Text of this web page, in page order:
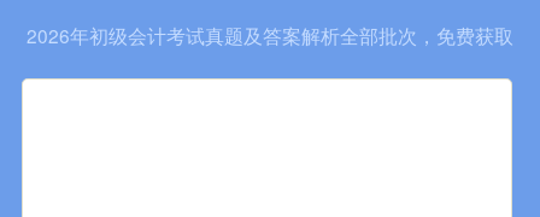
2026年初级会计考试真题及答案解析全部批次，免费获取